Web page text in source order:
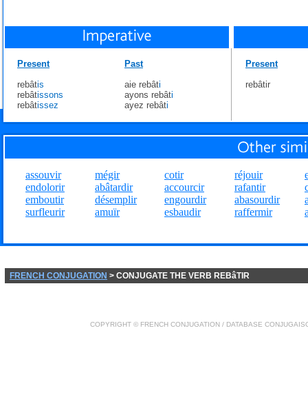
Present
rebâtis
rebâtissons
rebâtissez
Past
aie rebâti
ayons rebâti
ayez rebâti
Present
rebâtir
assouvir
endolorir
emboutir
surfleurir
mégir
abâtardir
désemplir
amuïr
cotir
accourcir
engourdir
esbaudir
réjouir
rafantir
abasourdir
raffermir
FRENCH CONJUGATION > CONJUGATE THE VERB REBâTIR
COPYRIGHT © FRENCH CONJUGATION / DATABASE